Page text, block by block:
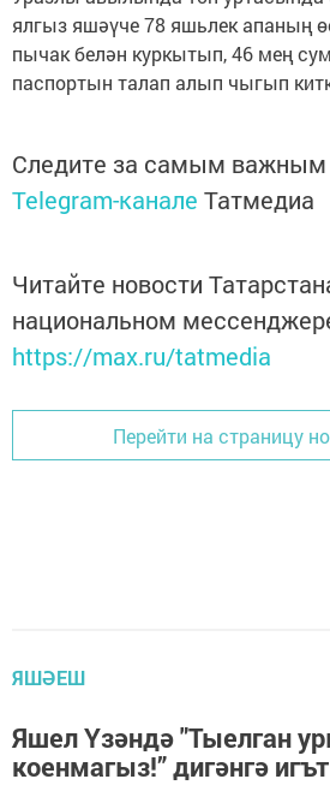
ялгыз яшәүче 78 яшьлек апаның
пычак белән куркытып, 46 мең
паспортын талап алып чыгып
Следите за самым важным
Telegram-канале Татмедиа
Читайте новости
национальном
https://max.ru/tatmedia
Перейти на страницу
ЯШӘЕШ
Яшел Үзәндә "Тыелган
коенмагыз!” дигәнгә